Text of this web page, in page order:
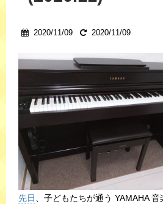
2020/11/09 2020/11/09
先日、子どもたちが通う YAMAHA